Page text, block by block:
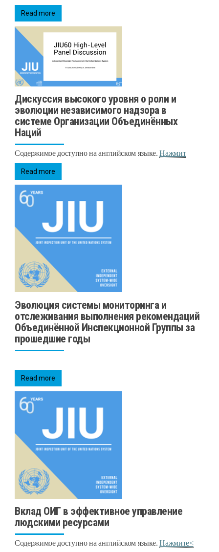
Read more
Дискуссия высокого уровня о роли и
эволюции независимого надзора в
системе Организации Объединённых
Наций
Содержимое доступно на английском языке. Нажмит
Read more
Эволюция системы мониторинга и
отслеживания выполнения рекомендаций
Объединённой Инспекционной Группы за
прошедшие годы
Read more
Вклад ОИГ в эффективное управление
людскими ресурсами
Содержимое доступно на английском языке. Нажмите<